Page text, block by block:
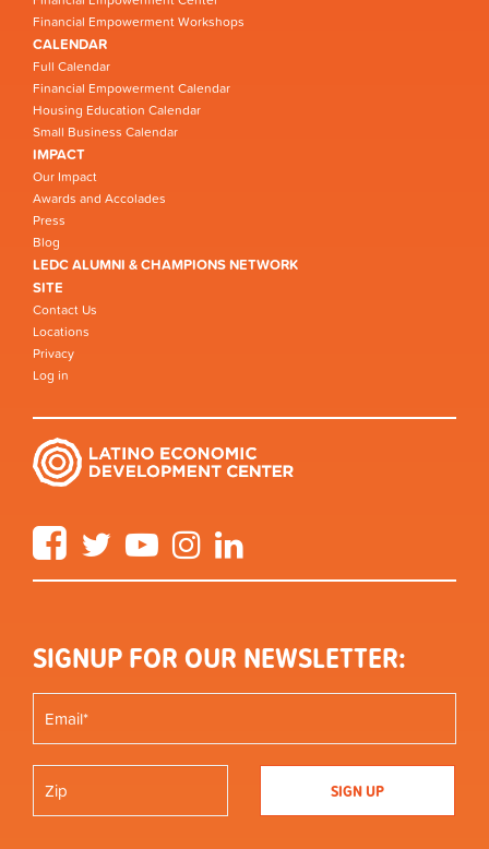
Financial Empowerment Workshops
CALENDAR
Full Calendar
Financial Empowerment Calendar
Housing Education Calendar
Small Business Calendar
IMPACT
Our Impact
Awards and Accolades
Press
Blog
LEDC ALUMNI & CHAMPIONS NETWORK
SITE
Contact Us
Locations
Privacy
Log in
FacebookTwitter YouTube Instagram
SIGNUP FOR OUR NEWSLETTER: